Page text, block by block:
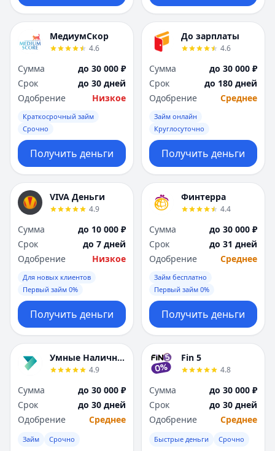
МедиумСкор
4.6
Сумма
до 30 000 ₽
Срок
до 30 дней
Одобрение
Низкое
Краткосрочный займ
Срочно
Получить деньги
До зарплаты
4.6
Сумма
до 30 000 ₽
Срок
до 180 дней
Одобрение
Среднее
Займ онлайн
Круглосуточно
Получить деньги
VIVA Деньги
4.9
Сумма
до 10 000 ₽
Срок
до 7 дней
Одобрение
Низкое
Для новых клиентов
Первый займ 0%
Получить деньги
Финтерра
4.4
Сумма
до 30 000 ₽
Срок
до 31 дней
Одобрение
Среднее
Займ бесплатно
Первый займ 0%
Получить деньги
Умные Наличные
4.9
Сумма
до 30 000 ₽
Срок
до 30 дней
Одобрение
Среднее
Займ Срочно
Fin 5
4.8
Сумма
до 30 000 ₽
Срок
до 30 дней
Одобрение
Среднее
Быстрые деньги Срочно